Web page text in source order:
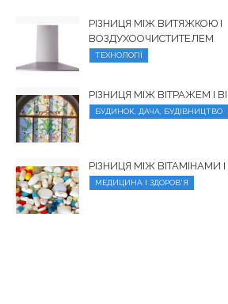
РІЗНИЦЯ МІЖ ВИТЯЖКОЮ І
ВОЗДУХООЧИСТИТЕЛЕМ
ТЕХНОЛОГІЇ
РІЗНИЦЯ МІЖ ВІТРАЖЕМ І
БУДИНОК, ДАЧА, БУДІВНИЦТВО
РІЗНИЦЯ МІЖ ВІТАМІНАМИ
МЕДИЦИНА І ЗДОРОВ'Я